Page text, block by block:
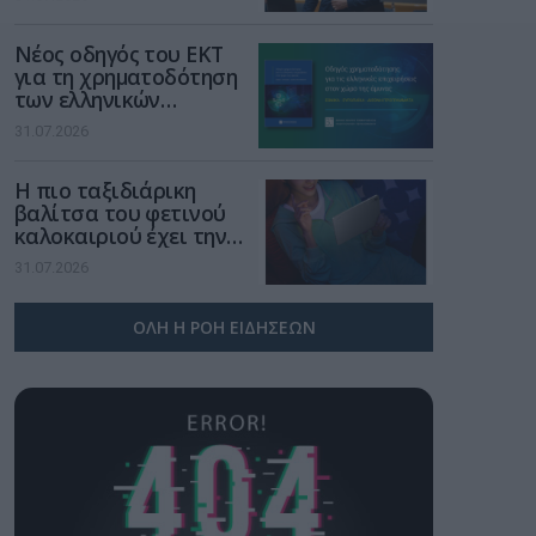
μια νέα βιομηχανική
Νέος οδηγός του ΕΚΤ
για τη χρηματοδότηση
των ελληνικών
επιχειρήσεων στον
χώρο της άμυνας
31.07.2026
Η πιο ταξιδιάρικη
βαλίτσα του φετινού
καλοκαιριού έχει την
υπογραφή της Xiaomi
31.07.2026
ΟΛΗ Η ΡΟΗ ΕΙΔΗΣΕΩΝ